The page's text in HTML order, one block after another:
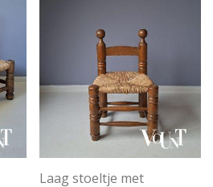
Laag stoeltje met